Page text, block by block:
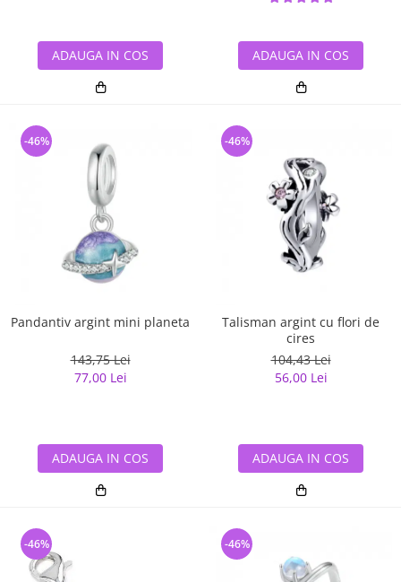
ADAUGA IN COS ADAUGA IN COS
Pandantiv argint mini planeta
143,75 Lei
77,00 Lei
-46%
ADAUGA IN COS
Talisman argint cu flori de
cires
104,43 Lei
56,00 Lei
-46%
ADAUGA IN COS
-46% -46%